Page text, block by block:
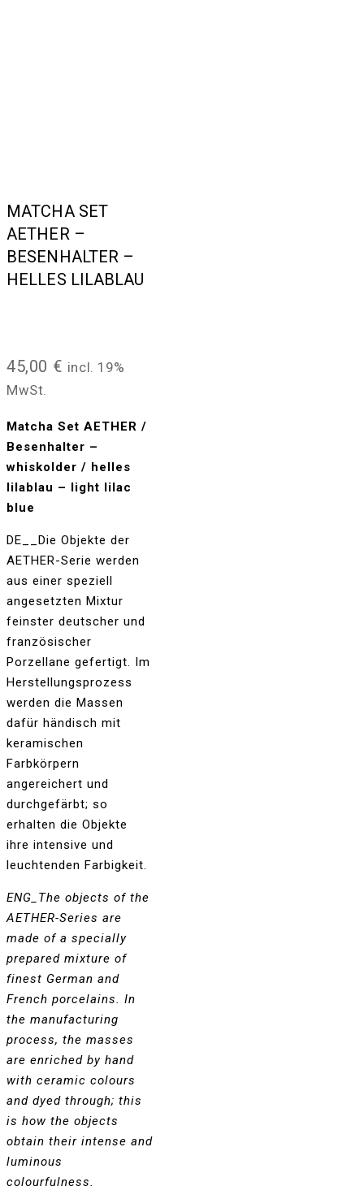
MATCHA SET
AETHER –
BESENHALTER –
HELLES LILABLAU
45,00 € incl. 19%
MwSt.
Matcha Set AETHER /
Besenhalter –
whiskolder / helles
lilablau – light lilac
blue
DE__Die Objekte der
AETHER-Serie werden
aus einer speziell
angesetzten Mixtur
feinster deutscher und
französischer
Porzellane gefertigt. Im
Herstellungsprozess
werden die Massen
dafür händisch mit
keramischen
Farbkörpern
angereichert und
durchgefärbt; so
erhalten die Objekte
ihre intensive und
leuchtenden Farbigkeit.
ENG_The objects of the
AETHER-Series are
made of a specially
prepared mixture of
finest German and
French porcelains. In
the manufacturing
process, the masses
are enriched by hand
with ceramic colours
and dyed through; this
is how the objects
obtain their intense and
luminous
colourfulness.